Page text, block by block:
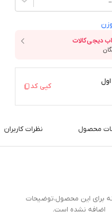
کپی کد
محصول نظرات کاربران
برای این محصول،توضیحات
اضافه نشده است.